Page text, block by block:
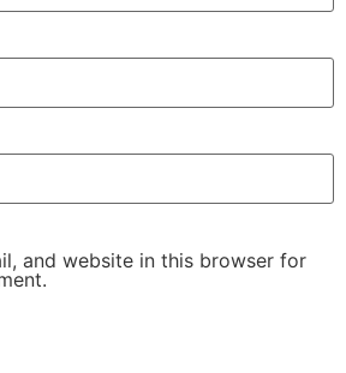
and website in this browser for